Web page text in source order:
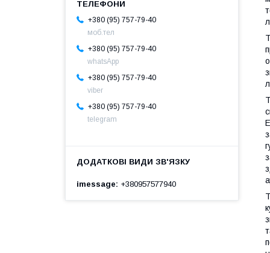
+380 (95) 757-79-40
моб.тел
+380 (95) 757-79-40
whatsApp
+380 (95) 757-79-40
viber
+380 (95) 757-79-40
telegram
imessage +380957577940